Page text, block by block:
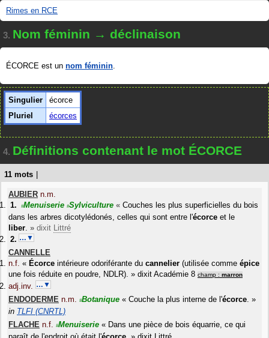
Rimes en RCE
3. Nom féminin → déclinaison
ÉCORCE est un nom féminin.
Singulier
écorce
Pluriel
écorces
4. Définitions contenant le mot ÉCORCE
11 mots
AUBIER n.m.
#Menuiserie #Sylviculture « Couches les plus superficielles du bois
dans les arbres dicotylédonés, celles qui sont entre l'écorce et le
liber. » dixit Littré
…▼
CANNELLE
n.f. « Écorce intérieure odoriférante du cannelier (utilisée comme épice
une fois réduite en poudre, NDLR). » dixit Académie 8 champ : marron
adj.inv. …▼
ENDODERME n.m. #Botanique « Couche la plus interne de l'écorce. »
in TLFI (CNRTL)
FLACHE n.f. #Menuiserie « Dans une pièce de bois équarrie, ce qui